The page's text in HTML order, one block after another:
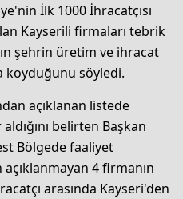
İlk 1000 İhracatçısı
Kayserili firmaları tebrik
şehrin üretim ve ihracat
koyduğunu söyledi.
açıklanan listede
belirten Başkan
Bölgede faaliyet
4 firmanın
arasında Kayseri'den